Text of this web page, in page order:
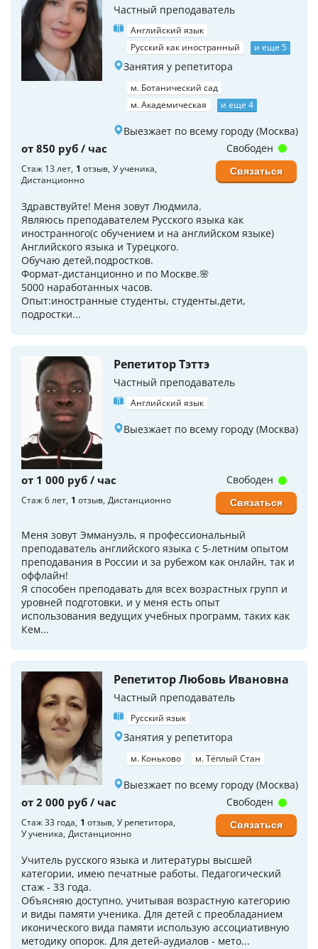
Частный преподаватель
Английский язык
Русский как иностранный
и еще 5
Занятия у репетитора
м. Ботанический сад
м. Академическая
и еще 4
Выезжает по всему городу (Москва)
от 850 руб / час
Стаж 13 лет 1 отзыв У ученика
Дистанционно
Здравствуйте! Меня зовут Людмила.
Являюсь преподавателем Русского языка как
иностранного(с обучением и на английском языке)
Английского языка и Турецкого.
Обучаю детей,подростков.
Формат-дистанционно и по Москве.🌸
5000 наработанных часов.
Опыт:иностранные студенты, студенты,дети,
подростки...
Свободен
Связаться
Репетитор Тэттэ
Частный преподаватель
Английский язык
Выезжает по всему городу (Москва)
от 1 000 руб / час
Стаж 6 лет 1 отзыв Дистанционно
Меня зовут Эммануэль, я профессиональный
преподаватель английского языка с 5-летним опытом
преподавания в России и за рубежом как онлайн, так и
оффлайн!
Я способен преподавать для всех возрастных групп и
уровней подготовки, и у меня есть опыт
использования ведущих учебных программ, таких как
Кем...
Свободен
Связаться
Репетитор Любовь Ивановна
Частный преподаватель
Русский язык
Занятия у репетитора
м. Коньково м. Тёплый Стан
Выезжает по всему городу (Москва)
от 2 000 руб / час
Стаж 33 года 1 отзыв У репетитора
У ученика Дистанционно
Учитель русского языка и литературы высшей
категории, имею печатные работы. Педагогический
стаж - 33 года.
Объясняю доступно, учитывая возрастную категорию
и виды памяти ученика. Для детей с преобладанием
иконического вида памяти использую ассоциативную
методику опорок. Для детей-аудиалов - мето...
Свободен
Связаться